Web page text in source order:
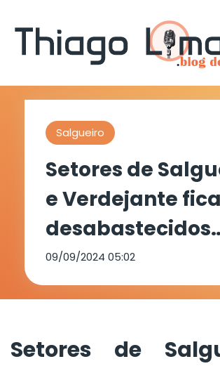
Salgueiro
Setores de
e Verdejante
desabastecidos
devido
na captação da
diz Compesa
09/09/2024 05:02
Setores de